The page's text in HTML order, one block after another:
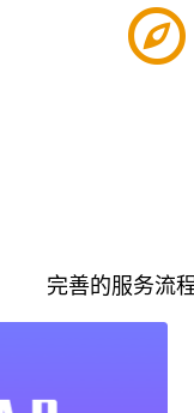
完善的服务流